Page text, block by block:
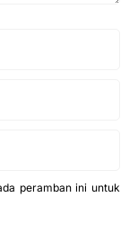
peramban ini untuk